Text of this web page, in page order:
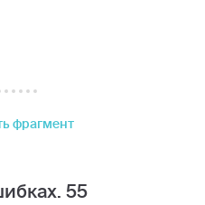
фрагмент
55